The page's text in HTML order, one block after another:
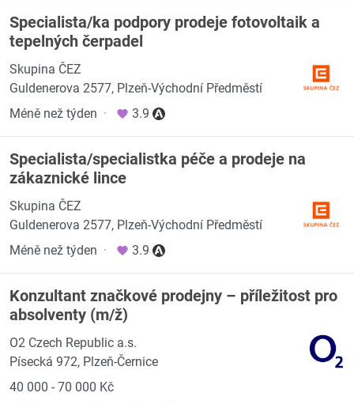
Specialista/ka podpory prodeje fotovoltaik a
tepelných čerpadel
Skupina ČEZ
Guldenerova 2577, Plzeň-Východní Předměstí
Méně než týden · 3.9
Specialista/specialistka péče a prodeje na
zákaznické lince
Skupina ČEZ
Guldenerova 2577, Plzeň-Východní Předměstí
Méně než týden · 3.9
Konzultant značkové prodejny – příležitost pro
absolventy (m/ž)
O2 Czech Republic a.s.
Písecká 972, Plzeň-Černice
40 000 - 70 000 Kč